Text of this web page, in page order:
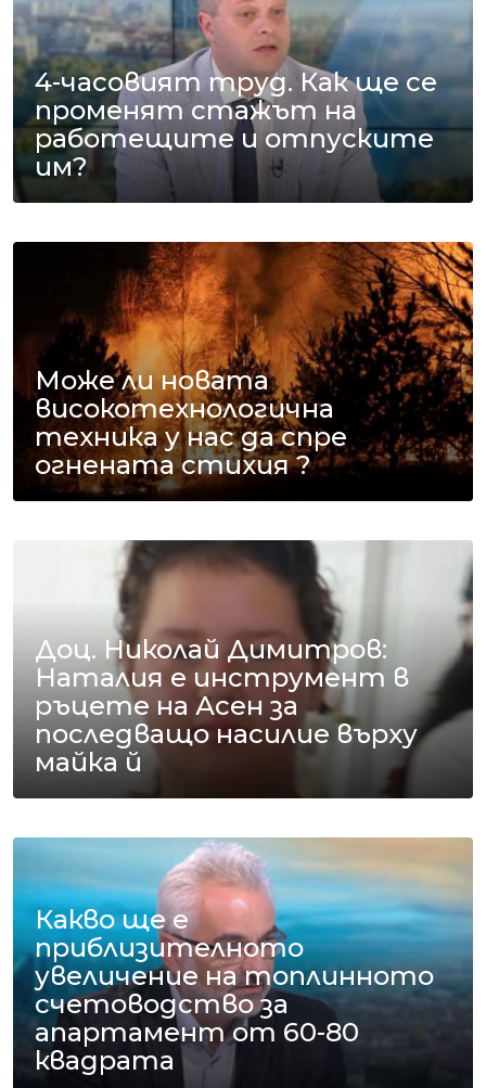
4-часовият труд. Как ще се
променят стажът на
работещите и отпуските
им?
Може ли новата
високотехнологична
техника у нас да спре
огнената стихия ?
Доц. Николай Димитров:
Наталия е инструмент в
ръцете на Асен за
последващо насилие върху
майка й
Какво ще е
приблизителното
увеличение на топлинното
счетоводство за
апартамент от 60-80
квадрата